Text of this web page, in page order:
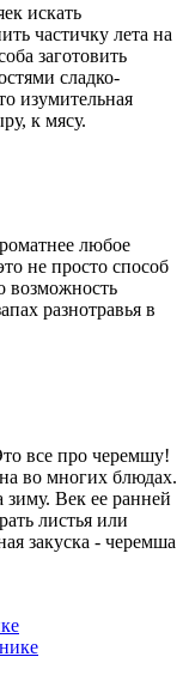
искать
частичку лета на
заготовить
сладко-
изумительная
к мясу.
любое
не просто способ
возможность
разнотравья в
все про черемшу!
во многих блюдах.
зиму. Век ее ранней
листья или
закуска - черемша